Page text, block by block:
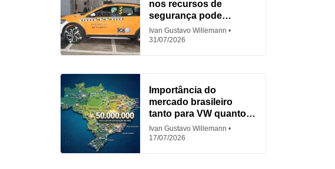
nos recursos de
segurança pode
aumentar acidentes
Ivan Gustavo Willemann
31/07/2026
Importância do
mercado brasileiro
tanto para VW quanto
para Fiat
Ivan Gustavo Willemann
17/07/2026